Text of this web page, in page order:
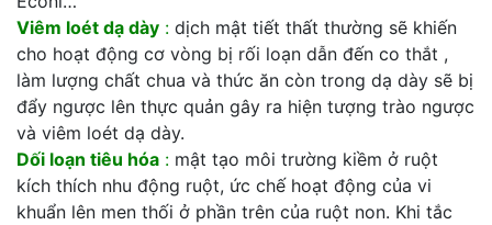
Viêm loét dạ dày : dịch mật tiết thất thường sẽ khiến
cho hoạt động cơ vòng bị rối loạn dẫn đến co thắt ,
làm lượng chất chua và thức ăn còn trong dạ dày sẽ bị
đẩy ngược lên thực quản gây ra hiện tượng trào ngược
và viêm loét dạ dày.
Dối loạn tiêu hóa : mật tạo môi trường kiềm ở ruột
kích thích nhu động ruột, ức chế hoạt động của vi
khuẩn lên men thối ở phần trên của ruột non. Khi tắc